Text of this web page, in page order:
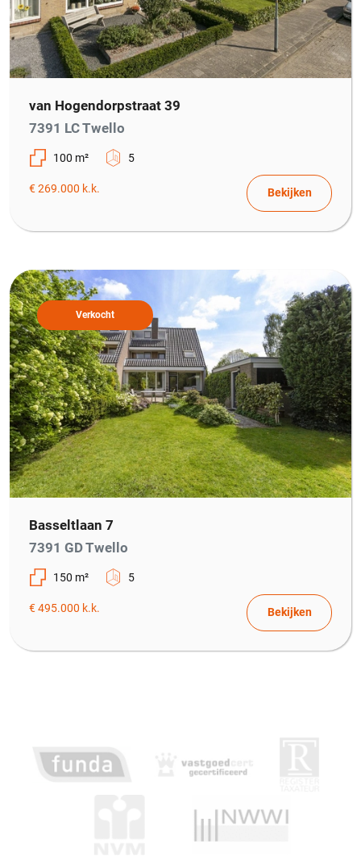
van Hogendorpstraat 39
7391 LC Twello
100 m² 5
€ 269.000 k.k. Bekijken
Verkocht
Basseltlaan 7
7391 GD Twello
150 m² 5
€ 495.000 k.k. Bekijken